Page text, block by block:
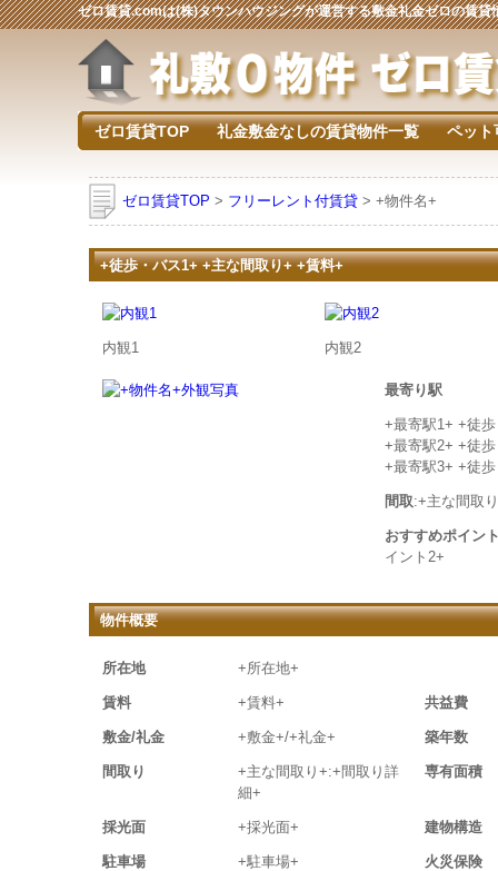
ゼロ賃貸.comは(株)タウンハウジングが運営する敷金礼金ゼロの賃貸
ゼロ賃貸TOP 礼金敷金なしの賃貸物件一覧 ペット
ゼロ賃貸TOP > フリーレント付賃貸 > +物件名+
+徒歩・バス1+ +主な間取り+ +賃料+
内観1 内観2
最寄り駅
+最寄駅1+ +徒
+最寄駅2+ +徒
+最寄駅3+ +徒
間取:+主な間取
おすすめポイン
イント2+
物件概要
所在地 +所在地+
賃料 +賃料+ 共益費
敷金/礼金 +敷金+/+礼金+ 築年数
間取り
+主な間取り+:+間取り詳
細+
専有面積
採光面 +採光面+ 建物構造
駐車場 +駐車場+ 火災保険